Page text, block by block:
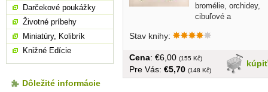
bromélie, orchidey,
cibuľové a
Stav knihy:
kúpiť
Cena: €6,00 (155 Kč)
Pre Vás: €5,70 (148 Kč)
Darčekové poukážky
Životné príbehy
Miniatúry, Kolibrík
Knižné Edície
Dôležité informácie